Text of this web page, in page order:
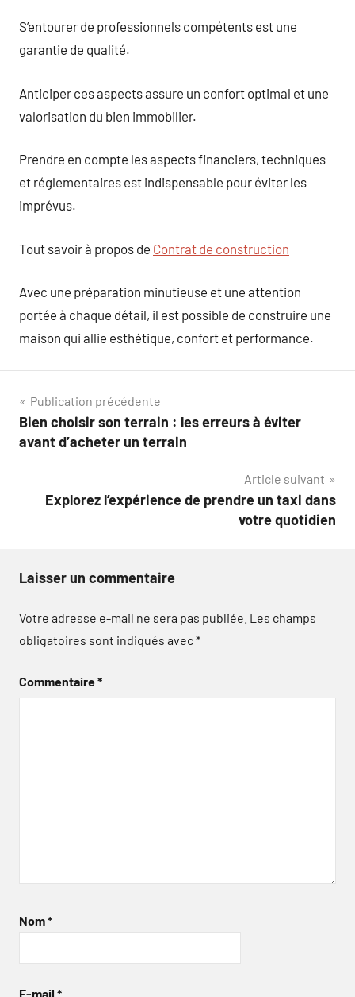
S’entourer de professionnels compétents est une
garantie de qualité.
Anticiper ces aspects assure un confort optimal et une
valorisation du bien immobilier.
Prendre en compte les aspects financiers, techniques
et réglementaires est indispensable pour éviter les
imprévus.
Tout savoir à propos de Contrat de construction
Avec une préparation minutieuse et une attention
portée à chaque détail, il est possible de construire une
maison qui allie esthétique, confort et performance.
Navigation
de
Publication précédente
Bien choisir son terrain : les erreurs à éviter
avant d’acheter un terrain
Article suivant
Explorez l’expérience de prendre un taxi dans
votre quotidien
Laisser un commentaire
Votre adresse e-mail ne sera pas publiée. Les champs
obligatoires sont indiqués avec*
Commentaire*
Nom*
E-mail *